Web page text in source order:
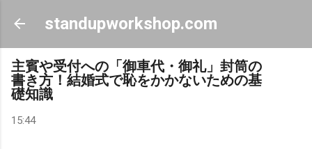
スキップしてメイン コンテンツに移動
standupworkshop.com
主賓や受付への「御車代・御礼」封筒の
書き方！結婚式で恥をかかないための基
礎知識
15:44